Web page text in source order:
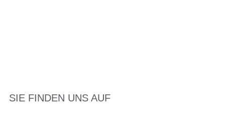
SIE FINDEN UNS AUF